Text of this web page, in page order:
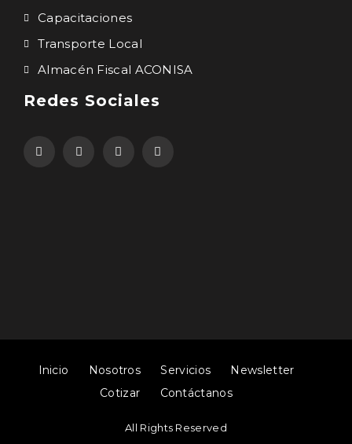
Capacitaciones
Transporte Local
Almacén Fiscal ACONISA
Redes Sociales
Inicio Nosotros Servicios
Newsletter
Cotizar
Contáctanos
All Rights Reserved